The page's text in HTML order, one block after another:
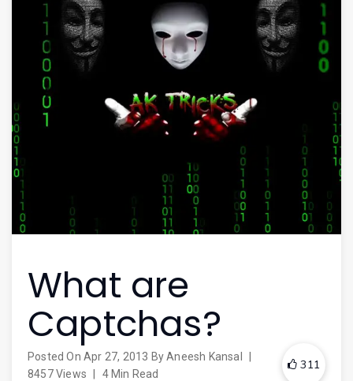
What are
Captchas?
Posted On Apr 27, 2013 ByAneesh Kansal |
8457 Views | 4 Min Read
311